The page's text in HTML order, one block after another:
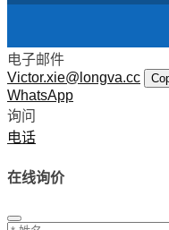
电子邮件
Victor.xie@longva.cc
WhatsApp
询问
电话
在线询价